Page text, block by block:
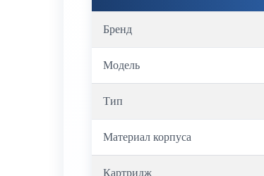
Бренд
Модель
Тип
Материал корпуса
Картридж